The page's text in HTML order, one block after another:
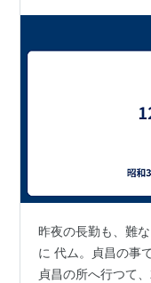
昨夜の長勤も、難
に 代ム。貞昌の事
貞昌の所へ行つて